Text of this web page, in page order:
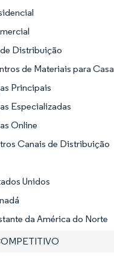
Distribuição
de Materiais para Casa
Principais
Especializadas
Online
Canais de Distribuição
Unidos
da América do Norte